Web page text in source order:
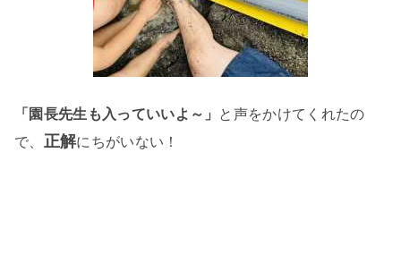
「園長先生も入っていいよ～」 と声をかけてくれたの
で、 正解にちがいない！